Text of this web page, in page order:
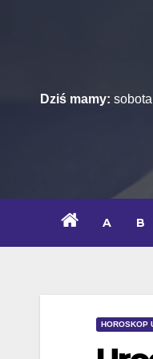
Dziś mamy:
A B
HOROSKOP